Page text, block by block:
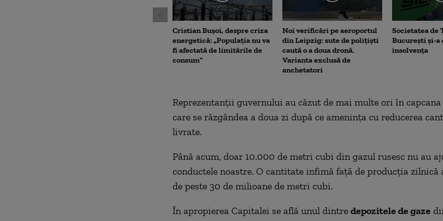
Cristian Bușoi, despre criza
energetică: „Populația nu va
fi afectată de limitările de
consum”
Noi verificări pe aeroportul
din Leipzig: sute de polițiști
caută o a doua dronă.
Varianta exclusă de
anchetatori
Societatea de
București și-a
insolvența
Reprezentanţii guvernului au căzut de mai multe ori în capcana
care se răzgândea a doua zi după ce ameninţa cu reducerea
livrate.
Până acum, doar 10.000 de metri cubi din gazul rusesc nu au
conductele noastre. O cantitate infimă faţă de producţia zilnică
de peste 30 de milioane de metri cubi.
În apropierea Capitalei se află unul dintre depozitele de gaze